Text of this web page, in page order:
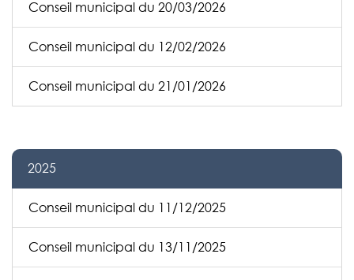
Conseil municipal du 20/03/2026
Conseil municipal du 12/02/2026
Conseil municipal du 21/01/2026
2025
Conseil municipal du 11/12/2025
Conseil municipal du 13/11/2025